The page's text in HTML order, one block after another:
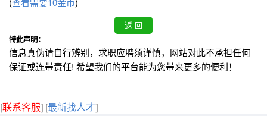
特此声明：
信息真伪请自行辨别，求职应聘须谨慎，网站对此不承担任何
保证或连带责任! 希望我们的平台能为您带来更多的便利！
[联系客服] [最新找人才]